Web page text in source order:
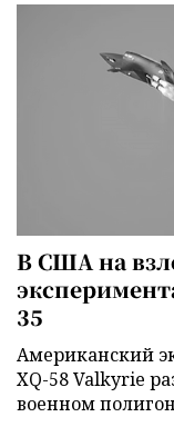
В США на
35
Американский
XQ-58 Valkyrie
военном